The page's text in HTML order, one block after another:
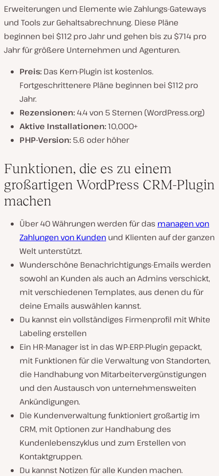
Erweiterungen und Elemente wie Zahlungs-Gateways
und Tools zur Gehaltsabrechnung. Diese Pläne
beginnen bei $112 pro Jahr und gehen bis zu $714 pro
Jahr für größere Unternehmen und Agenturen.
Preis: Das Kern-Plugin ist kostenlos.
Fortgeschrittenere Pläne beginnen bei $112 pro
Jahr.
Rezensionen:4.4 von 5 Sternen (WordPress.org)
Aktive Installationen:10,000+
PHP-Version: 5.6 oder höher
Funktionen, die es zu einem
großartigen WordPress CRM-Plugin
machen
Über 40 Währungen werden für das managen von
Zahlungen von Kunden und Klienten auf der ganzen
Welt unterstützt.
Wunderschöne Benachrichtigungs-Emails werden
sowohl an Kunden als auch an Admins verschickt,
mit verschiedenen Templates, aus denen du für
deine Emails auswählen kannst.
Du kannst ein vollständiges Firmenprofil mit White
Labeling erstellen
Ein HR-Manager ist in das WP-ERP-Plugin gepackt,
mit Funktionen für die Verwaltung von Standorten,
die Handhabung von Mitarbeitervergünstigungen
und den Austausch von unternehmensweiten
Ankündigungen.
Die Kundenverwaltung funktioniert großartig im
CRM, mit Optionen zur Handhabung des
Kundenlebenszyklus und zum Erstellen von
Kontaktgruppen.
Du kannst Notizen für alle Kunden machen.